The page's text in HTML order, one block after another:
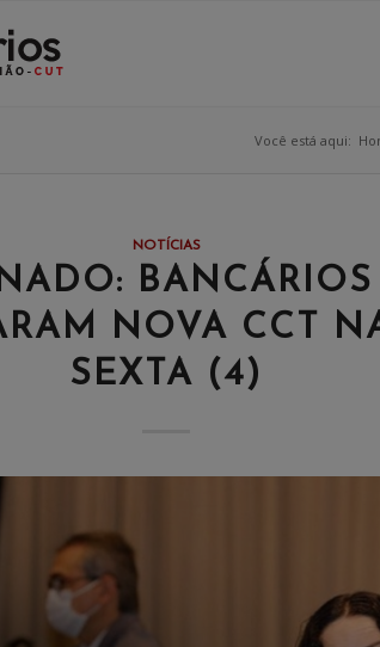
Você está aqui:
NOTÍCIAS
NOVA CCT
SEXTA (4)